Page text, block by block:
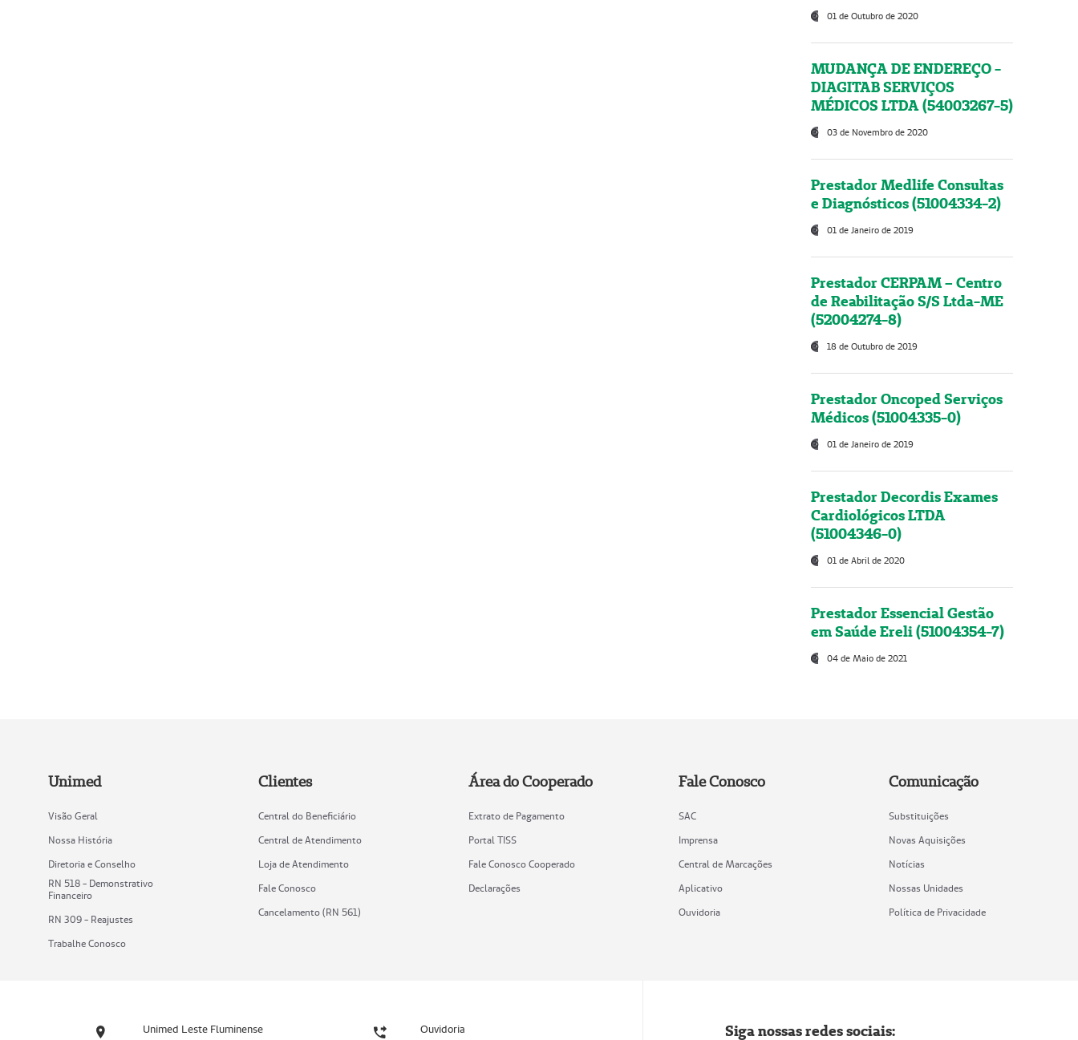
01 de Outubro de 2020
MUDANÇA DE ENDEREÇO -
DIAGITAB SERVIÇOS
MÉDICOS LTDA (54003267-5)
03 de Novembro de 2020
Prestador Medlife Consultas
e Diagnósticos (51004334-2)
01 de Janeiro de 2019
Prestador CERPAM – Centro
de Reabilitação S/S Ltda-ME
(52004274-8)
18 de Outubro de 2019
Prestador Oncoped Serviços
Médicos (51004335-0)
01 de Janeiro de 2019
Prestador Decordis Exames
Cardiológicos LTDA
(51004346-0)
01 de Abril de 2020
Prestador Essencial Gestão
em Saúde Ereli (51004354-7)
04 de Maio de 2021
Unimed
Visão Geral
Nossa História
Diretoria e Conselho
RN 518 - Demonstrativo
Financeiro
RN 309 - Reajustes
Trabalhe Conosco
Clientes
Central do Beneficiário
Central de Atendimento
Loja de Atendimento
Fale Conosco
Cancelamento (RN 561)
Área do Cooperado
Extrato de Pagamento
Portal TISS
Fale Conosco Cooperado
Declarações
Fale Conosco
SAC
Imprensa
Central de Marcações
Aplicativo
Ouvidoria
Comunicação
Substituições
Novas Aquisições
Notícias
Nossas Unidades
Política de Privacidade
Unimed Leste Fluminense Ouvidoria Siga nossas redes sociais: